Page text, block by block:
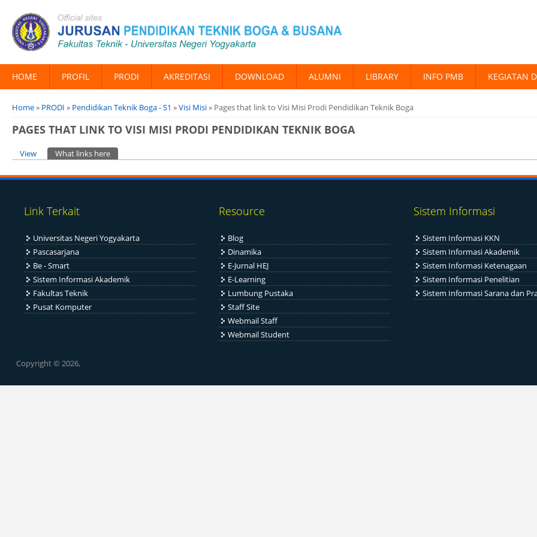
HOME PROFIL PRODI AKREDITASI DOWNLOAD ALUMNI LIBRARY INFO PMB KEGIATAN
You are here
Home» PRODI » Pendidikan Teknik Boga - S1 »Visi Misi» Pages that link to Visi Misi Prodi Pendidikan Teknik Boga
PAGES THAT LINK TO VISI MISI PRODI PENDIDIKAN TEKNIK BOGA
Primary tabs
View What links here
Link Terkait
Universitas Negeri Yogyakarta
Pascasarjana
Be - Smart
Sistem Informasi Akademik
Fakultas Teknik
Pusat Komputer
Resource
Blog
Dinamika
E-Jurnal HEJ
E-Learning
Lumbung Pustaka
Staff Site
Webmail Staff
Webmail Student
Sistem Informasi
Sistem Informasi KKN
Sistem Informasi Akademik
Sistem Informasi Ketenagaan
Sistem Informasi Penelitian
Sistem Informasi Sarana dan
Copyright © 2026,